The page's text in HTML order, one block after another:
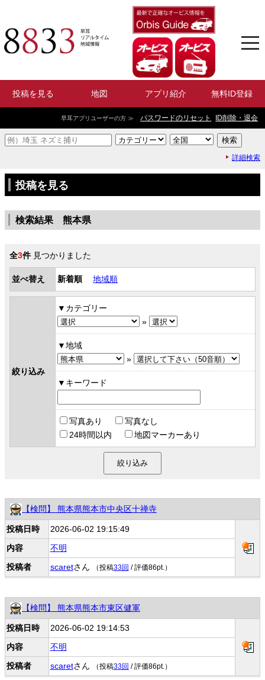
投稿を見る 地図 アプリ紹介 無料ID登録
早耳アプリユーザーの方 ≫ パスワードのリセット ID削除・退会
詳細検索
投稿を見る
検索結果 熊本県
全3件 見つかりました
並べ替え 新着順 地域順
絞り込み
カテゴリー
»
地域
»
キーワード
写真あり
写真なし
24時間以内
地図マーカーあり
【検問】 熊本県熊本市中央区十禅寺
投稿日時
2026-06-02 19:15:49
内容
不明
投稿者
scaretさん （投稿33回 / 評価86pt.）
【検問】 熊本県熊本市東区健軍
投稿日時
2026-06-02 19:14:53
内容
不明
投稿者
scaretさん （投稿33回 / 評価86pt.）